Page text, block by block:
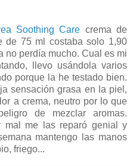
Soothing Care crema de
de 75 ml costaba solo 1,90
no perdía mucho. Cual es mi
llevo usándola varios
porque la he testado bien.
sensación grasa en la piel,
a crema, neutro por lo que
de mezclar aromas.
mal me las reparó genial y
mantengo las manos
friego...